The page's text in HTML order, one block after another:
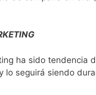
ha sido tendencia
lo seguirá siendo